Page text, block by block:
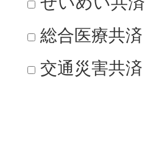
総合医療共済
交通災害共済